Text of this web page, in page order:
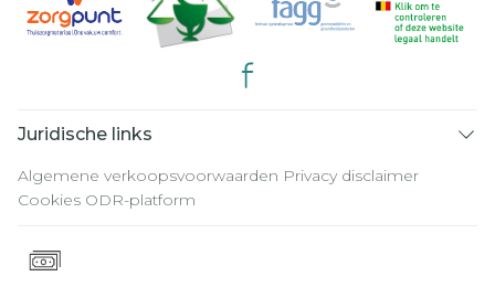
Juridische links
Algemene verkoopsvoorwaarden Privacy disclaimer
Cookies ODR-platform